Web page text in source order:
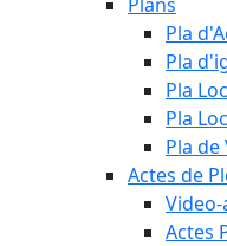
Pla
Pla
Pla
Pla
Pla
Actes de
Video-
Actes